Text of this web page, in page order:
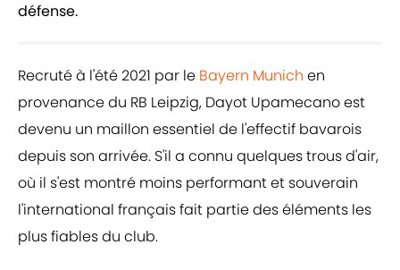
défense.
Recruté à l'été 2021 par le Bayern Munich en
provenance du RB Leipzig, Dayot Upamecano est
devenu un maillon essentiel de l'effectif bavarois
depuis son arrivée. S'il a connu quelques trous d'air,
où il s'est montré moins performant et souverain
l'international français fait partie des éléments les
plus fiables du club.